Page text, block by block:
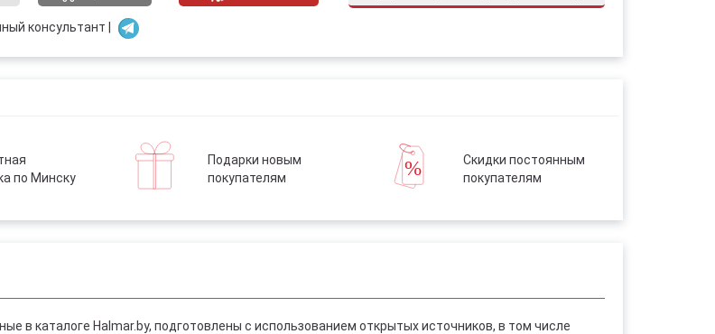
консультант |
по Минску
Подарки новым
покупателям
Скидки постоянным
покупателям
в каталоге Halmar.by, подготовлены с использованием открытых источников, в том числе